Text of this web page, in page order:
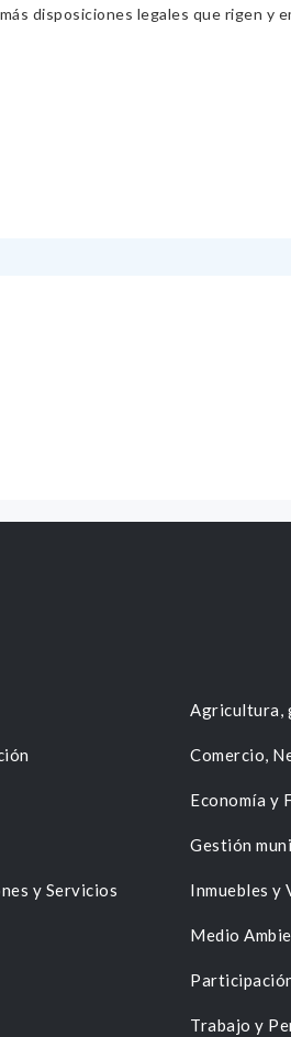
disposiciones legales que rigen y
Agricultura,
Comercio,
Economía y
Gestión
y Servicios
Inmuebles y
Medio
Trabajo y